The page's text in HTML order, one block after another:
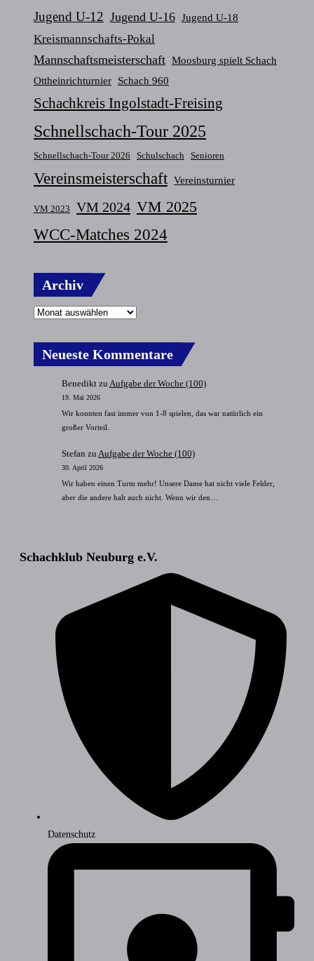
Jugend U-12 Jugend U-16 Jugend U-18
Kreismannschafts-Pokal
Mannschaftsmeisterschaft Moosburg spielt Schach
Ottheinrichturnier Schach 960
Schachkreis Ingolstadt-Freising
Schnellschach-Tour 2025
Schnellschach-Tour 2026 Schulschach Senioren
Vereinsmeisterschaft Vereinsturnier
VM 2023 VM 2024 VM 2025
WCC-Matches 2024
Archiv
Neueste Kommentare
Benedikt zu Aufgabe der Woche (100)
19. Mai 2026
Wir konnten fast immer von 1-8 spielen, das war natürlich ein
großer Vorteil.
Stefan zu Aufgabe der Woche (100)
30. April 2026
Wir haben einen Turm mehr! Unsere Dame hat nicht viele Felder,
aber die andere halt auch nicht. Wenn wir den…
Schachklub Neuburg e.V.
Datenschutz